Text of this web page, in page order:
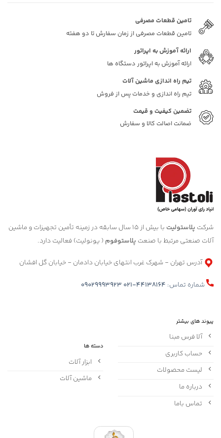
تامین قطعات مصرفی
تامین قطعات مصرفی از زمان سفارش تا دو هفته
ارائه آموزش به اپراتور
ارائه آموزش به اپراتور دستگاه ها
تیم راه اندازی ماشین آلات
تیم راه اندازی و خدمات پس از فروش
تضمین کیفیت و قیمت
ضمانت اصالت کالا و سفارش
شرکت پلاستولیت
با بیش از 15 سال سابقه در زمینه تأمین تجهیزات و ماشین
آلات صنعتی مرتبط با صنعت پلاستوفوم ( یونولیت) فعالیت دارد.
آدرس تهران - شهرک غرب انتهای خیابان دادمان - خیابان گل افشان
شماره تماس: 021-44138164
09029993923
پیوند های بیشتر
آلا فرس مبنا
حساب کاربری
لیست محصولات
درباره ما
تماس باما
دسته ها
ابزار آلات
ماشین آلات